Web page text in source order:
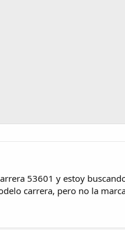
53601 y estoy
carrera, pero no la